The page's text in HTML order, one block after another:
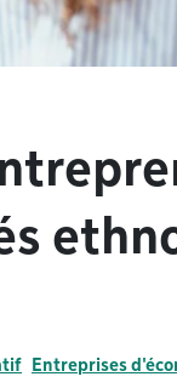
Entreprises